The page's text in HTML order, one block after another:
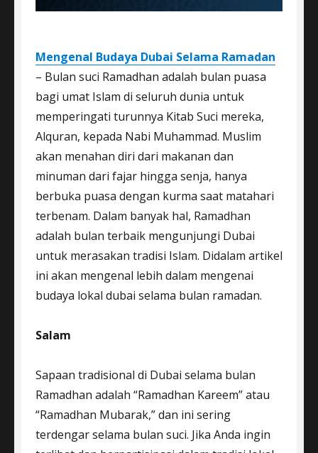
Mengenal Budaya Dubai Selama Ramadan
– Bulan suci Ramadhan adalah bulan puasa
bagi umat Islam di seluruh dunia untuk
memperingati turunnya Kitab Suci mereka,
Alquran, kepada Nabi Muhammad. Muslim
akan menahan diri dari makanan dan
minuman dari fajar hingga senja, hanya
berbuka puasa dengan kurma saat matahari
terbenam. Dalam banyak hal, Ramadhan
adalah bulan terbaik mengunjungi Dubai
untuk merasakan tradisi Islam. Didalam artikel
ini akan mengenal lebih dalam mengenai
budaya lokal dubai selama bulan ramadan.
Salam
Sapaan tradisional di Dubai selama bulan
Ramadhan adalah “Ramadhan Kareem” atau
“Ramadhan Mubarak,” dan ini sering
terdengar selama bulan suci. Jika Anda ingin